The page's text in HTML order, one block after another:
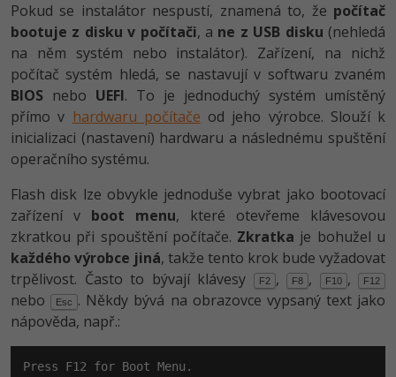
Pokud se instalátor nespustí, znamená to, že počítač
bootuje z disku v počítači, a ne z USB disku (nehledá
na něm systém nebo instalátor). Zařízení, na nichž
počítač systém hledá, se nastavují v softwaru zvaném
BIOS nebo UEFI. To je jednoduchý systém umístěný
přímo v hardwaru počítače od jeho výrobce. Slouží k
inicializaci (nastavení) hardwaru a následnému spuštění
operačního systému.
Flash disk lze obvykle jednoduše vybrat jako bootovací
zařízení v boot menu, které otevřeme klávesovou
zkratkou při spouštění počítače. Zkratka je bohužel u
každého výrobce jiná, takže tento krok bude vyžadovat
trpělivost. Často to bývají klávesy
F2 , F8 , F10 , F12
nebo Esc
. Někdy bývá na obrazovce vypsaný text jako
nápověda, např.:
Press F12 for Boot Menu.